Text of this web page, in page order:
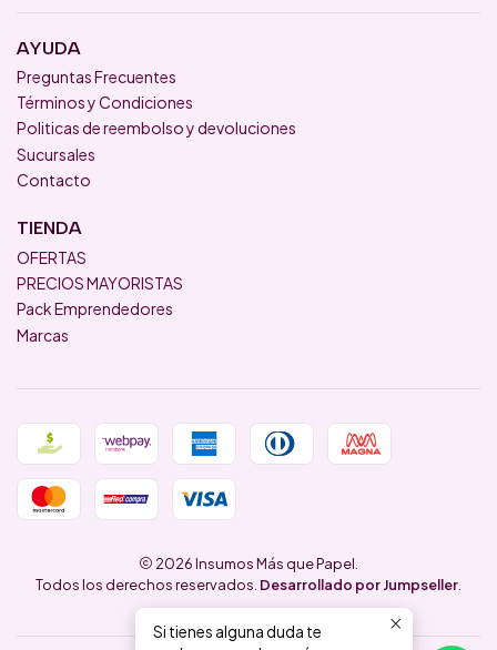
AYUDA
Preguntas Frecuentes
Términos y Condiciones
Politicas de reembolso y devoluciones
Sucursales
Contacto
TIENDA
OFERTAS
PRECIOS MAYORISTAS
Pack Emprendedores
Marcas
2026 Insumos Más que Papel.
Todos los derechos reservados. Desarrollado por Jumpseller
Si tienes alguna duda te